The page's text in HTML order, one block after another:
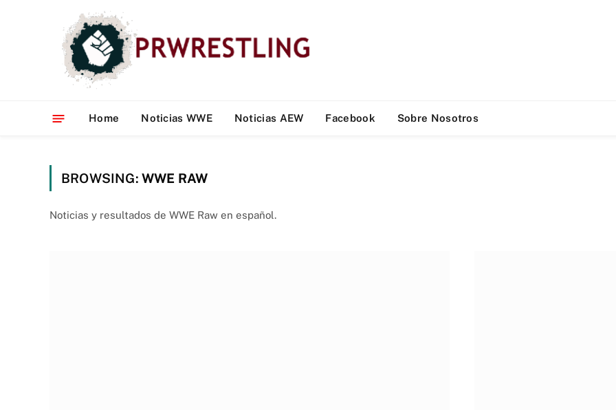
Home Noticias WWE Noticias AEW Facebook Sobre Nosotros
BROWSING: WWE RAW
Noticias y resultados de WWE Raw en español.